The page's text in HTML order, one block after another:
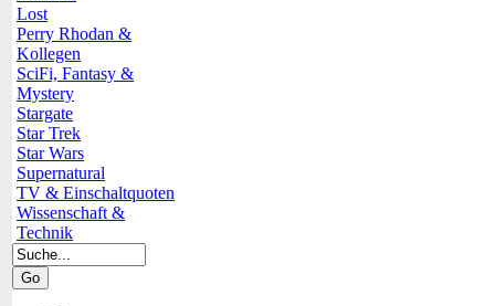
Lost
Perry Rhodan &
Kollegen
SciFi, Fantasy &
Mystery
Stargate
Star Trek
Star Wars
Supernatural
TV & Einschaltquoten
Wissenschaft &
Technik